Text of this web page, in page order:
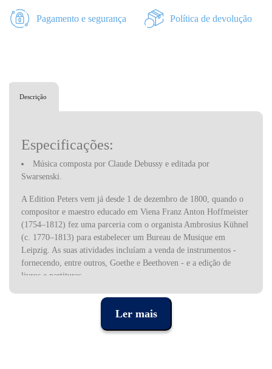
Pagamento e segurança Política de devolução
Descrição
Especificações:
Música composta por Claude Debussy e editada por
Swarsenski.
A Edition Peters vem já desde 1 de dezembro de 1800, quando o
compositor e maestro educado em Viena Franz Anton Hoffmeister
(1754–1812) fez uma parceria com o organista Ambrosius Kühnel
(c. 1770–1813) para estabelecer um Bureau de Musique em
Leipzig. As suas atividades incluíam a venda de instrumentos -
fornecendo, entre outros, Goethe e Beethoven - e a edição de
livros e partituras.
pela variedade e qualidade das suas edições.
Ler mais